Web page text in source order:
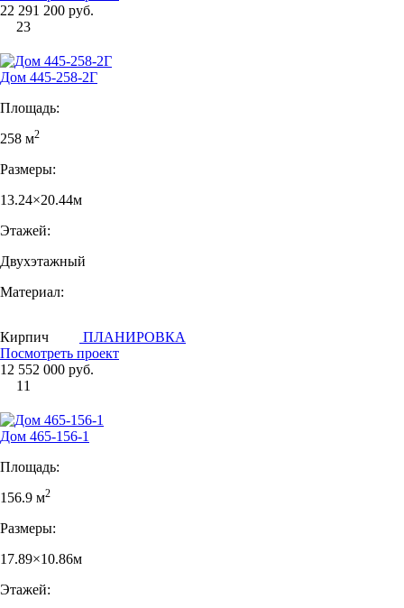
22 291 200 руб.
23
Дом 445-258-2Г
Площадь:
258 м2
Размеры:
13.24×20.44м
Этажей:
Двухэтажный
Материал:
Кирпич
ПЛАНИРОВКА
Посмотреть проект
12 552 000 руб.
11
Дом 465-156-1
Площадь:
156.9 м2
Размеры:
17.89×10.86м
Этажей: